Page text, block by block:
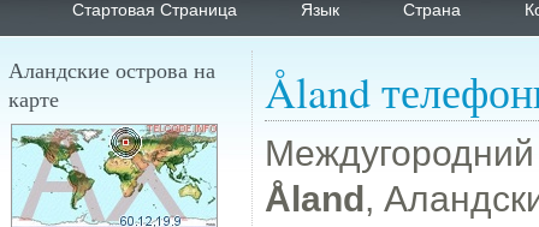
Стартовая Страница Язык Страна
Åland
Åland,
Аландские острова на
карте